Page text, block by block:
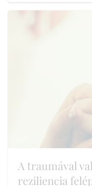
A traumával
reziliencia